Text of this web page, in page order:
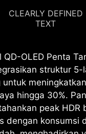
CLEARLY DEFINED
TEXT
QD-OLED Penta
struktur 5-
untuk
hingga 30%.
peak HDR
dengan konsumsi
QD-OLED
visual yang lebih
baik, dan detail
beresolusi
konten yang
True Black 400,
P3 99% dan
warna-warna
pengalaman visual
dan multimedia